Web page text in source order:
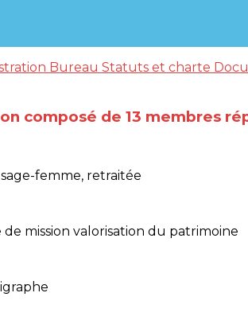
Bureau Statuts et charte
composé de 13 membres
femme, retraitée
mission valorisation du patrimoine